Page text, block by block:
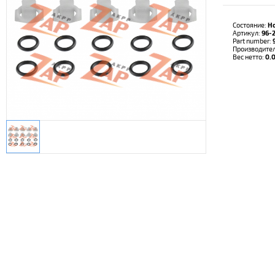
Состояние:
Артикул: 96-
Part number:
Вес нетто: